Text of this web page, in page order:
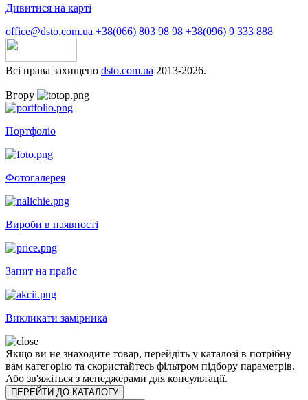
Дивитися на карті
office@dsto.com.ua +38(066) 803 98 98 +38(096) 9 333 888
Всі права захищено dsto.com.ua 2013-2026.
Вгору
Портфоліо
Фотогалерея
Вироби в наявності
Запит на прайс
Викликати замірника
Якщо ви не знаходите товар, перейдіть у каталозі в потрібну
вам категорію та скористайтесь фільтром підбору параметрів.
Або зв'яжіться з менеджерами для консультації.
ПЕРЕЙТИ ДО КАТАЛОГУ